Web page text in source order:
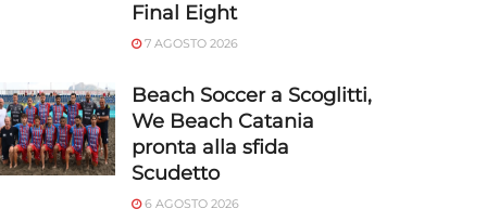
Final Eight
7 AGOSTO 2026
Beach Soccer a Scoglitti,
We Beach Catania
pronta alla sfida
Scudetto
6 AGOSTO 2026